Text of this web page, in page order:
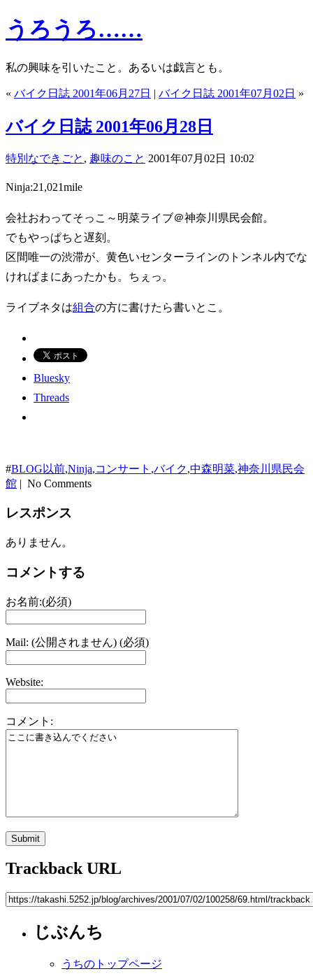
うろうろ……
私の興味を引いたこと。あるいは戯言とも。
« バイク日誌 2001年06月27日 | バイク日誌 2001年07月02日 »
バイク日誌 2001年06月28日
特別なできごと , 趣味のこと 2001年07月02日 10:02
Ninja:21,021mile
会社おわってそっこ～明菜ライブ＠神奈川県民会館。
でもやっぱちと遅刻。
区間唯一の渋滞が、黄色いセンターラインのトンネル内でな
ければまにあったかも。ちぇっ。
ライブネタは組合の方に書けたら書いとこ。
Bluesky
Threads
#BLOG以前,Ninja,コンサート ,バイク,中森明菜,神奈川県民会
館 | No Comments
レスポンス
ありません。
コメントする
お名前:(必須)
Mail: (公開されません) (必須)
Website:
コメント:
Trackback URL
じぶんち
うちのトップページ